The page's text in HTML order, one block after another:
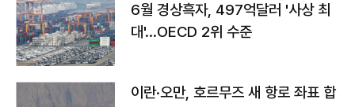
6월 경상흑자, 497억달러 '사상 최
대'…OECD 2위 수준
이란·오만, 호르무즈 새 항로 좌표 합